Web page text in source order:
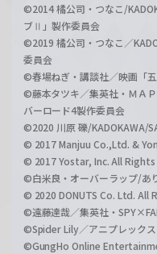
©2014 橘公司・つなこ/
ブⅡ」製作委員会
©2019 橘公司・つなこ／
委員会
©春場ねぎ・講談社／映画「
©藤本タツキ／集英社・ＭＡ
バーロード4製作委員会
©2020 川原 礫/KADOKAWA/
© 2017 Manjuu Co.,Ltd. &
© 2017 Yostar, Inc. All
©白米良・オーバーラップ/あ
© 2020 DONUTS Co. Ltd. All
©遠藤達哉／集英社・
©Spider Lily／アニプレック
©GungHo Online